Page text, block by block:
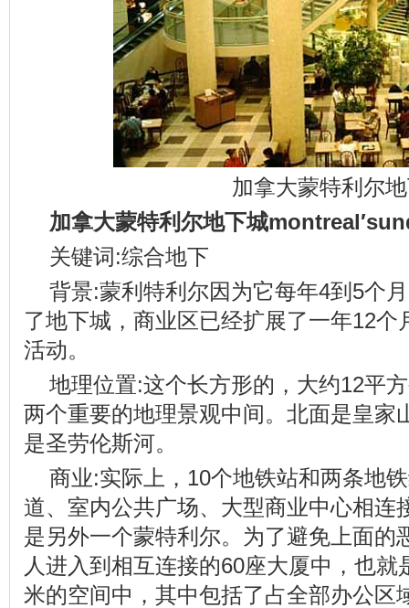
加拿大蒙特利尔
加拿大蒙特利尔地下城
关键词:综合地下
背景:蒙利特利尔因为它每年4到5个
了地下城，商业区已经扩展了一年12个
活动。
地理位置:这个长方形的，大约12平
两个重要的地理景观中间。北面是皇家
是圣劳伦斯河。
商业:实际上，10个地铁站和两条地
道、室内公共广场、大型商业中心相连
是另外一个蒙特利尔。为了避免上面的
人进入到相互连接的60座大厦中，也
米的空间中，其中包括了占全部办公区